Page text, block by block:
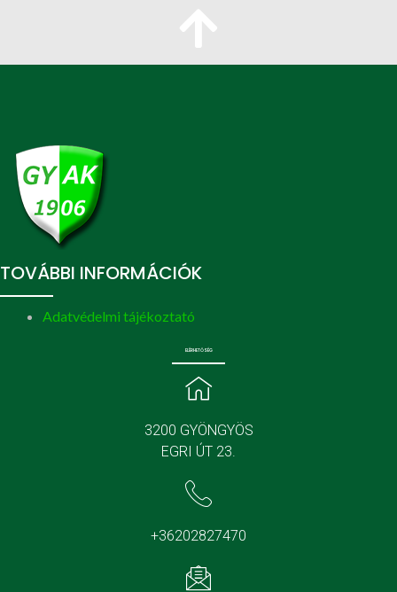
TOVÁBBI INFORMÁCIÓK
Adatvédelmi tájékoztató
ELÉRHETŐSÉG
3200 GYÖNGYÖS
EGRI ÚT 23.
+36202827470